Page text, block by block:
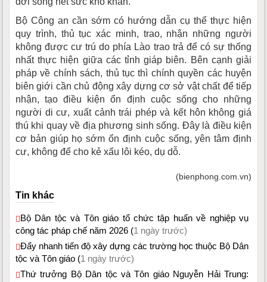
Bộ Công an cần sớm có hướng dẫn cụ thể thực hiện
quy trình, thủ tục xác minh, trao, nhận những người
không được cư trú do phía Lào trao trả để có sự thống
nhất thực hiện giữa các tỉnh giáp biên. Bên cạnh giải
pháp về chính sách, thủ tục thì chính quyền các huyện
biên giới cần chủ động xây dựng cơ sở vật chất để tiếp
nhận, tạo điều kiện ổn định cuộc sống cho những
người di cư, xuất cảnh trái phép và kết hôn không giá
thú khi quay về địa phương sinh sống. Đây là điều kiện
cơ bản giúp họ sớm ổn định cuộc sống, yên tâm định
cư, không để cho kẻ xấu lôi kéo, dụ dỗ.
(bienphong.com.vn)
Tin khác
Bộ Dân tộc và Tôn giáo tổ chức tập huấn về nghiệp vụ
công tác pháp chế năm 2026 (1 ngày trước)
Đẩy nhanh tiến độ xây dựng các trường học thuộc Bộ Dân
tộc và Tôn giáo (1 ngày trước)
Thứ trưởng Bộ Dân tộc và Tôn giáo Nguyễn Hải Trung: